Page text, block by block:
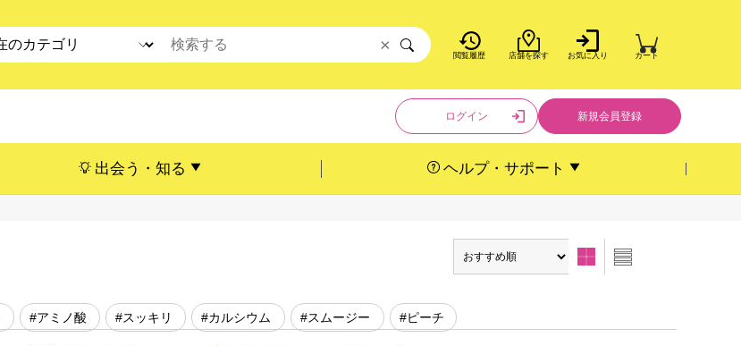
閲覧履歴 店舗を探す お気に入り カート
×
ログイン 新規会員登録
出会う・知る ヘルプ・サポート
#アミノ酸 #スッキリ #カルシウム #スムージー #ピーチ